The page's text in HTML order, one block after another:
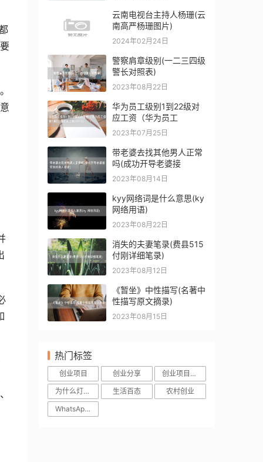
云南电视台主持人杨珊(云
南高严杨珊图片)
2024年02月24日
警察肩章级别(一二三四级
警长对照表)
2023年08月22日
华为员工级别1到22级对
应工资（华为员工
2023年07月25日
带老婆去找其他男人正常
吗(成功开导老婆接
2023年08月14日
kyy网络词是什么意思(ky
网络用语)
2023年08月22日
消失的夫妻笔录(费县515
付刚详细笔录)
2023年08月12日
《暂坐》中性描写(名著中
性描写原文摘录)
2023年08月15日
热门标签
创业项目 创业分享
创业项目加盟
为什么灯珠会亮
生活百态
农村创业
WhatsApp网页版